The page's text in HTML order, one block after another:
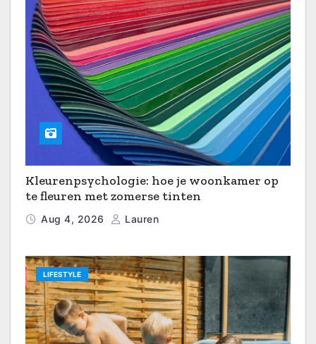
Kleurenpsychologie: hoe je woonkamer op
te fleuren met zomerse tinten
Aug 4, 2026 Lauren
LIFESTYLE